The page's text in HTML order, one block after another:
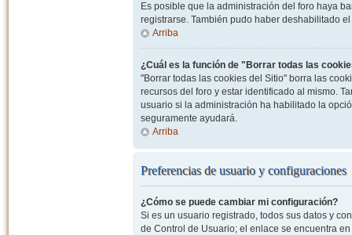
Es posible que la administración del foro haya
registrarse. También pudo haber deshabilitado
Arriba
¿Cuál es la función de "Borrar todas las
"Borrar todas las cookies del Sitio" borra las
recursos del foro y estar identificado al mismo.
usuario si la administración ha habilitado la
seguramente ayudará.
Arriba
Preferencias de usuario y configuraciones
¿Cómo se puede cambiar mi configuración?
Si es un usuario registrado, todos sus datos y
de Control de Usuario; el enlace se encuentra